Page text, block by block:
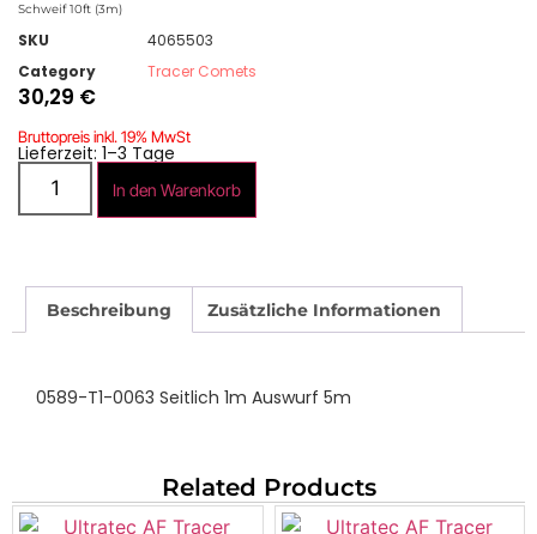
Schweif 10ft (3m)
SKU
4065503
Category
Tracer Comets
30,29 €
Bruttopreis inkl. 19% MwSt
Lieferzeit: 1–3 Tage
In den Warenkorb
Beschreibung Zusätzliche Informationen
0589-T1-0063 Seitlich 1m Auswurf 5m
Related Products